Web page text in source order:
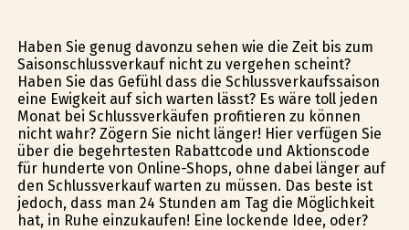
Haben Sie genug davonzu sehen wie die Zeit bis zum
Saisonschlussverkauf nicht zu vergehen scheint?
Haben Sie das Gefühl dass die Schlussverkaufssaison
eine Ewigkeit auf sich warten lässt? Es wäre toll jeden
Monat bei Schlussverkäufen profitieren zu können
nicht wahr? Zögern Sie nicht länger! Hier verfügen Sie
über die begehrtesten Rabattcode und Aktionscode
für hunderte von Online-Shops, ohne dabei länger auf
den Schlussverkauf warten zu müssen. Das beste ist
jedoch, dass man 24 Stunden am Tag die Möglichkeit
hat, in Ruhe einzukaufen! Eine lockende Idee, oder?